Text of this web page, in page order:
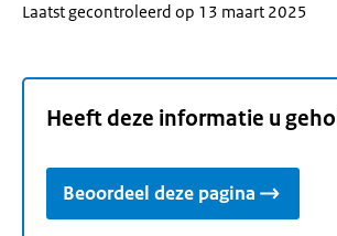
Laatst gecontroleerd op 13 maart 2025
Heeft deze informatie u
Beoordeel deze pagina